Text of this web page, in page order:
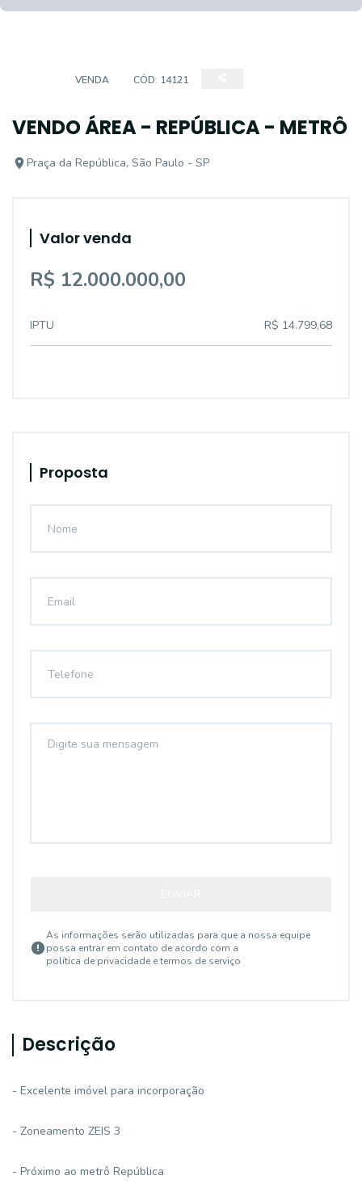
VENDA CÓD: 14121
VENDO ÁREA - REPÚBLICA - METRÔ
Praça da República, São Paulo - SP
Valor venda
R$ 12.000.000,00
IPTU R$ 14.799,68
Proposta
As informações serão utilizadas para que a nossa equipe
possa entrar em contato de acordo com a
política de privacidade e termos de serviço
Descrição
- Excelente imóvel para incorporação
- Zoneamento ZEIS 3
- Próximo ao metrô República